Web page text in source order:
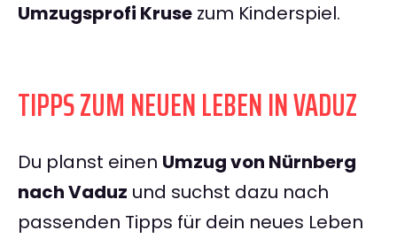
Umzugsprofi Kruse zum Kinderspiel.
TIPPS ZUM NEUEN LEBEN IN VADUZ
Du planst einen Umzug von Nürnberg
nach Vaduz und suchst dazu nach
passenden Tipps für dein neues Leben